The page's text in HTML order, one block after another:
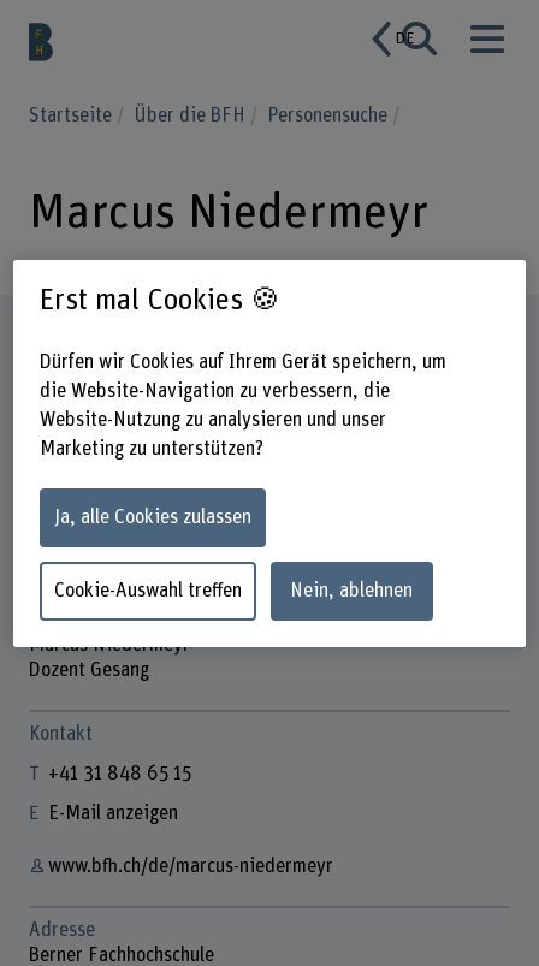
DE
Startseite Über die BFH Personensuche
Marcus Niedermeyr
Marcus Niedermeyr
Dozent Gesang
Kontakt
+41 31 848 65 15
E-Mail anzeigen
www.bfh.ch/de/marcus-niedermeyr
Adresse
Berner Fachhochschule
Erst mal Cookies 🍪
Dürfen wir Cookies auf Ihrem Gerät speichern, um
die Website-Navigation zu verbessern, die
Website-Nutzung zu analysieren und unser
Marketing zu unterstützen?
Ja, alle Cookies zulassen
Cookie-Auswahl treffen Nein, ablehnen